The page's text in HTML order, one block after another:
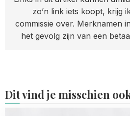
zo’n link iets koopt, krijg
commissie over. Merknamen
het gevolg zijn van een
Dit vind je misschien